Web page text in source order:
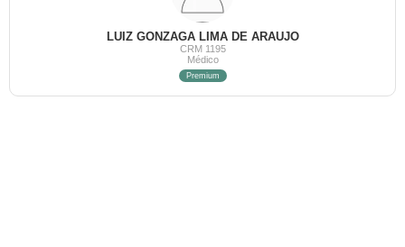
LUIZ GONZAGA LIMA DE ARAUJO
CRM 1195
Médico
Premium